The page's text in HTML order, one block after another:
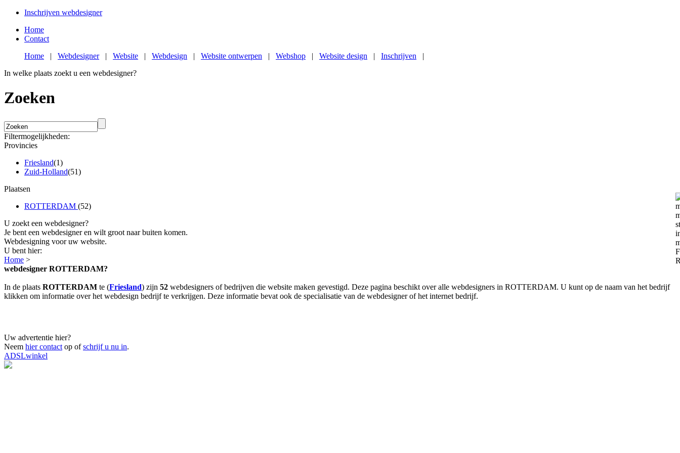
Inschrijven webdesigner
Home
Contact
Home | Webdesigner| Website | Webdesign | Website ontwerpen | Webshop | Website design | Inschrijven |
In welke plaats zoekt u een webdesigner?
Zoeken
Filtermogelijkheden:
Provincies
Friesland(1)
Zuid-Holland(51)
Plaatsen
ROTTERDAM (52)
U zoekt een webdesigner?
Je bent een webdesigner en wilt groot naar buiten komen.
Webdesigning voor uw website.
U bent hier:
Home >
webdesigner ROTTERDAM?
In de plaats ROTTERDAM te (Friesland) zijn 52 webdesigners of bedrijven die website maken gevestigd. Deze pagina beschikt over alle webdesigners in ROTTERDAM. U kunt op de naam van het bedrijf
klikken om informatie over het webdesign bedrijf te verkrijgen. Deze informatie bevat ook de specialisatie van de webdesigner of het internet bedrijf.
Uw advertentie hier?
Neem hier contact op ofschrijf u nu in.
ADSLwinkel